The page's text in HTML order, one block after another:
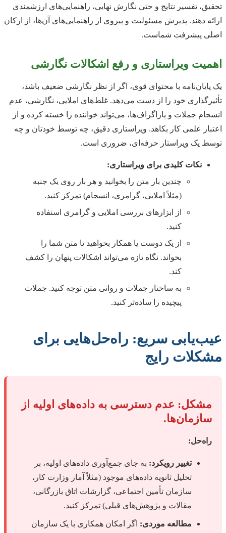
تحقیق، تفسیر نتایج و حتی نگارش نهایی، راهنمایی‌های ارزشمندی
ارائه دهند. پذیرش مسئوليت و پیروی از راهنمایی‌های آن‌ها، از ارکان
اصلی پیشرفت شماست.
اهمیت ویراستاری و رفع اشکالات نگارشی
یک پایان‌نامه با محتوای قوی، اگر از نظر نگارشی ضعیف باشد،
تأثیرگذاری خود را از دست می‌دهد. غلط‌های املایی، نگارشی، عدم
انسجام جملات و پاراگراف‌ها، می‌تواند خواننده را خسته کرده و از
اعتبار علمی کار بکاهد. ویراستاری دقیق، چه توسط خودتان و چه
توسط یک ویراستار حرفه‌ای، ضروری است.
نکات کلیدی برای ویراستاری:
چندین بار متن را بخوانید و هر بار روی یک جنبه
(مثلاً املایی، گرامری، انسجام) تمرکز کنید.
از ابزارهای بررسی املایی و گرامری استفاده
کنید.
از یک دوست یا همکار بخواهید تا متن شما را
بخواند. نگاه تازه می‌تواند اشکالات پنهان را کشف
کند.
به ساختار جملات و روانی متن توجه کنید. جملات
پیچیده را ساده‌تر کنید.
عیب‌یابی سریع: راه‌حل‌هایی برای
مشکلات رایج
مشکل: عدم دسترسی به داده‌های اولیه از
سازمان‌ها.
راه‌حل:
تغییر رویکرد: به جای جمع‌آوری داده‌های اولیه، بر
تحلیل ثانویه داده‌های موجود (مثلاً آمار وزارت کار،
سازمان تأمین اجتماعی، گزارشات اتاق بازرگانی،
مقالات و پژوهش‌های قبلی) تمرکز کنید.
مطالعه موردی: اگر امکان همکاری با یک سازمان